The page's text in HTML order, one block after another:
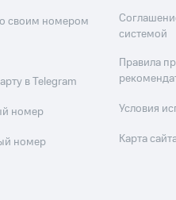
своим номером
в Telegram
номер
номер
системой
Правила
Условия
Карта